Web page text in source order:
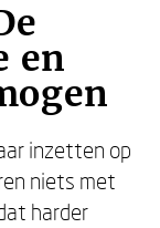
en
inzetten op
niets met
harder